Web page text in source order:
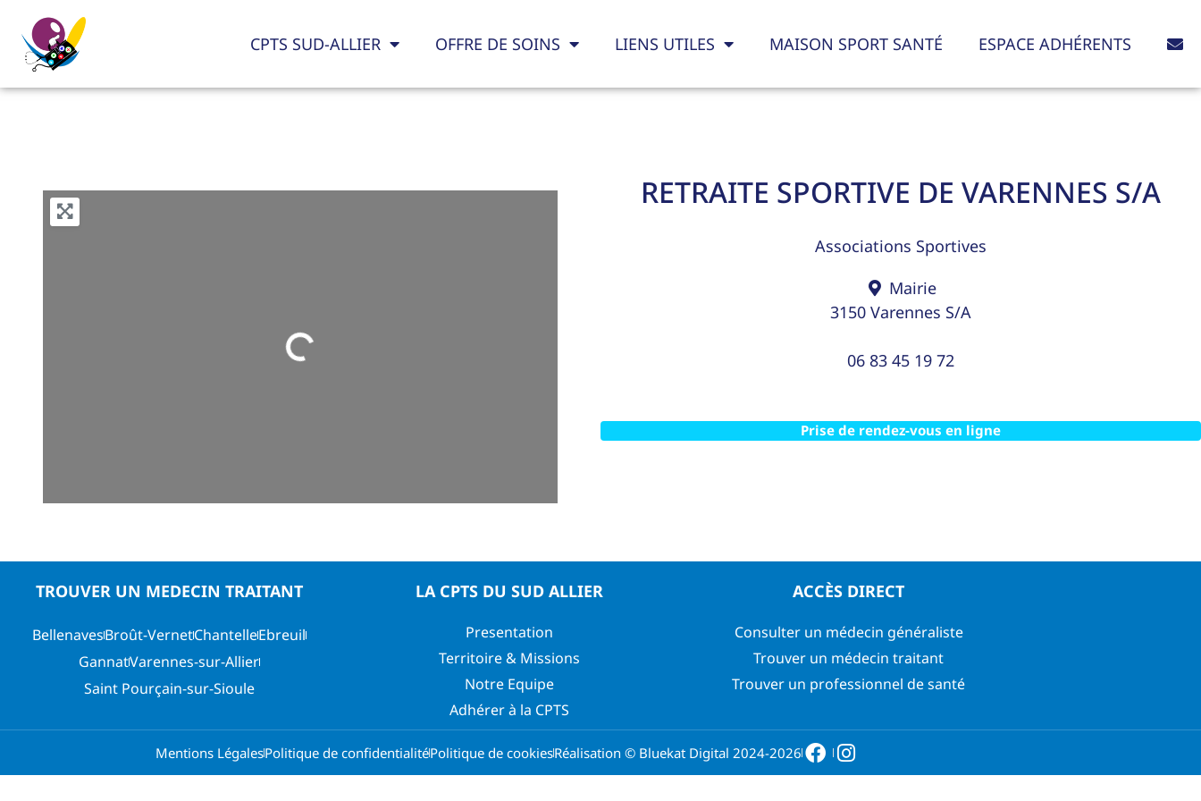
CPTS SUD-ALLIER OFFRE DE SOINS LIENS UTILES MAISON SPORT SANTÉ ESPACE ADHÉRENTS
Loading...
RETRAITE SPORTIVE DE VARENNES S/A
Associations Sportives
Mairie
3150 Varennes S/A
06 83 45 19 72
Prise de rendez-vous en ligne
TROUVER UN MEDECIN TRAITANT
BellenavesBroût-VernetChantelleEbreuil
GannatVarennes-sur-Allier
Saint Pourçain-sur-Sioule
LA CPTS DU SUD ALLIER
Presentation
Territoire & Missions
Notre Equipe
Adhérer à la CPTS
ACCÈS DIRECT
Consulter un médecin généraliste
Trouver un médecin traitant
Trouver un professionnel de santé
Mentions LégalesPolitique de confidentialitéPolitique de cookiesRéalisation © Bluekat Digital 2024-2026